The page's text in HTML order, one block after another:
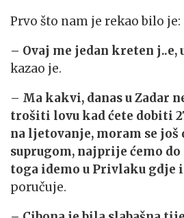
Prvo što nam je rekao bilo je:
– Ovaj me jedan kreten j..e,
kazao je.
– Ma kakvi, danas u Zadar
trošiti lovu kad ćete dobiti
na ljetovanje, moram se
suprugom, najprije ćemo
toga idemo u Privlaku
poručuje.